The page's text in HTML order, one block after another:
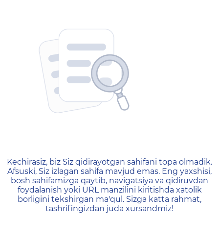
404 — Страница не
Kechirasiz, biz Siz qidirayotgan sahifani topa olmadik.
Afsuski, Siz izlagan sahifa mavjud emas. Eng yaxshisi,
bosh sahifamizga qaytib, navigatsiya va qidiruvdan
foydalanish yoki URL manzilini kiritishda xatolik
borligini tekshirgan ma'qul. Sizga katta rahmat,
tashrifingizdan juda xursandmiz!